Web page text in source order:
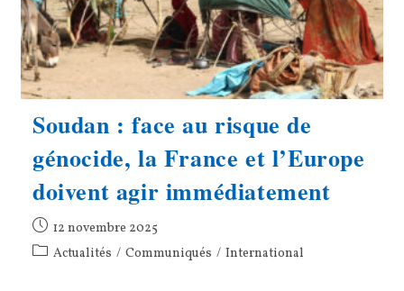
Soudan : face au risque de
génocide, la France et l’Europe
doivent agir immédiatement
Publication
publiée :
12 novembre 2025
PostActualités / Communiqués / International